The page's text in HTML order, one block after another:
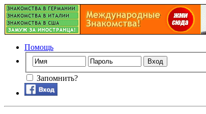
Помощь
Запомнить?